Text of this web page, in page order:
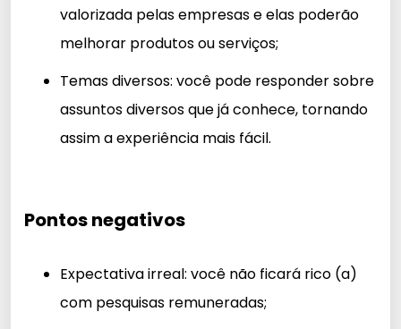
valorizada pelas empresas e elas poderão
melhorar produtos ou serviços;
Temas diversos: você pode responder sobre
assuntos diversos que já conhece, tornando
assim a experiência mais fácil.
Pontos negativos
Expectativa irreal: você não ficará rico (a)
com pesquisas remuneradas;